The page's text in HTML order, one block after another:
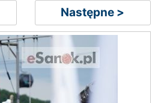
Następne >